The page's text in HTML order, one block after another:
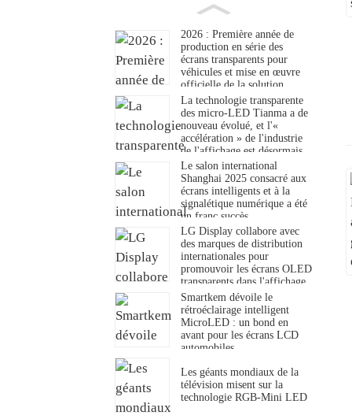
2026 : Première année de
production en série des
écrans transparents pour
véhicules et mise en œuvre
officielle de la solution
d’interaction entièrement en
verre
La technologie transparente
des micro-LED Tianma a de
nouveau évolué, et l'«
accélération » de l'industrie
de l'affichage est désormais
pleinement lancée.
Le salon international
Shanghai 2025 consacré aux
écrans intelligents et à la
signalétique numérique a été
un franc succès.
LG Display collabore avec
des marques de distribution
internationales pour
promouvoir les écrans OLED
transparents dans l'affichage
numérique haut de gamme.
Smartkem dévoile le
rétroéclairage intelligent
MicroLED : un bond en
avant pour les écrans LCD
automobiles
Les géants mondiaux de la
télévision misent sur la
technologie RGB-Mini LED